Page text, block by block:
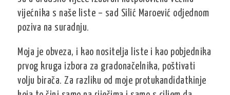
vijećnika s naše liste – sad Silić Maroević odjednom
poziva na suradnju.
Moja je obveza, i kao nositelja liste i kao pobjednika
prvog kruga izbora za gradonačelnika, poštivati
volju birača. Za razliku od moje protukandidatkinje